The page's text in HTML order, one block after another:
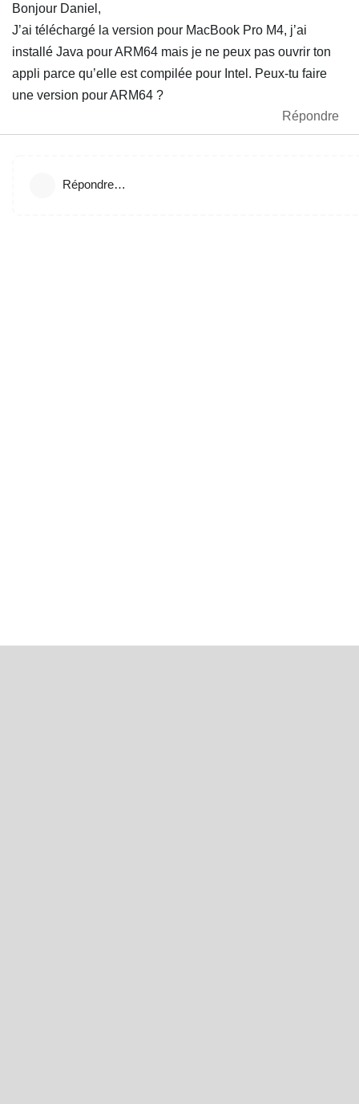
Bonjour Daniel,
J’ai téléchargé la version pour MacBook Pro M4, j’ai
installé Java pour ARM64 mais je ne peux pas ouvrir ton
appli parce qu’elle est compilée pour Intel. Peux-tu faire
une version pour ARM64 ?
Répondre
Répondre…